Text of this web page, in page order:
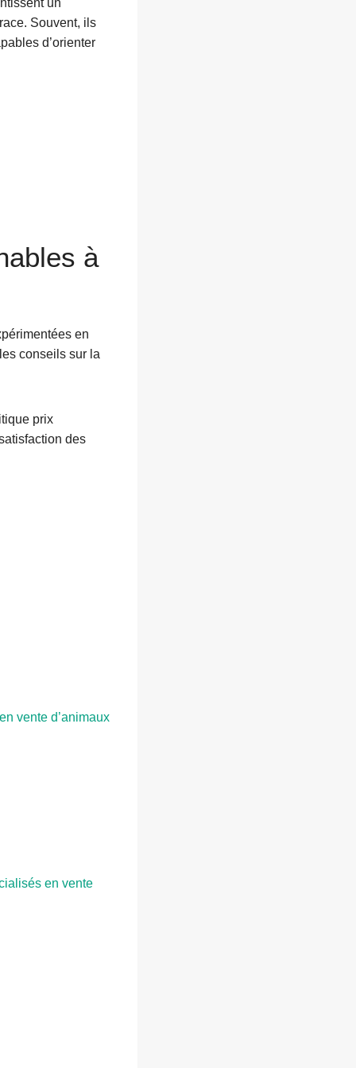
un
Souvent, ils
d’orienter
à
en
conseils sur la
prix
des
vente d’animaux
en vente